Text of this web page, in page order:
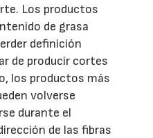
Los productos
de grasa
definición
de producir cortes
los productos más
volverse
durante el
de las fibras